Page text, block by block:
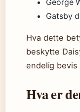
Gatsby
Hva dette
beskytte
endelig bevis
Hva er